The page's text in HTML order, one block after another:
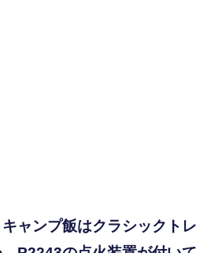
ャンプ飯はクラシックトレ